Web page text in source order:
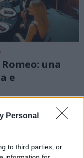
Personal
to third parties, or
una
e